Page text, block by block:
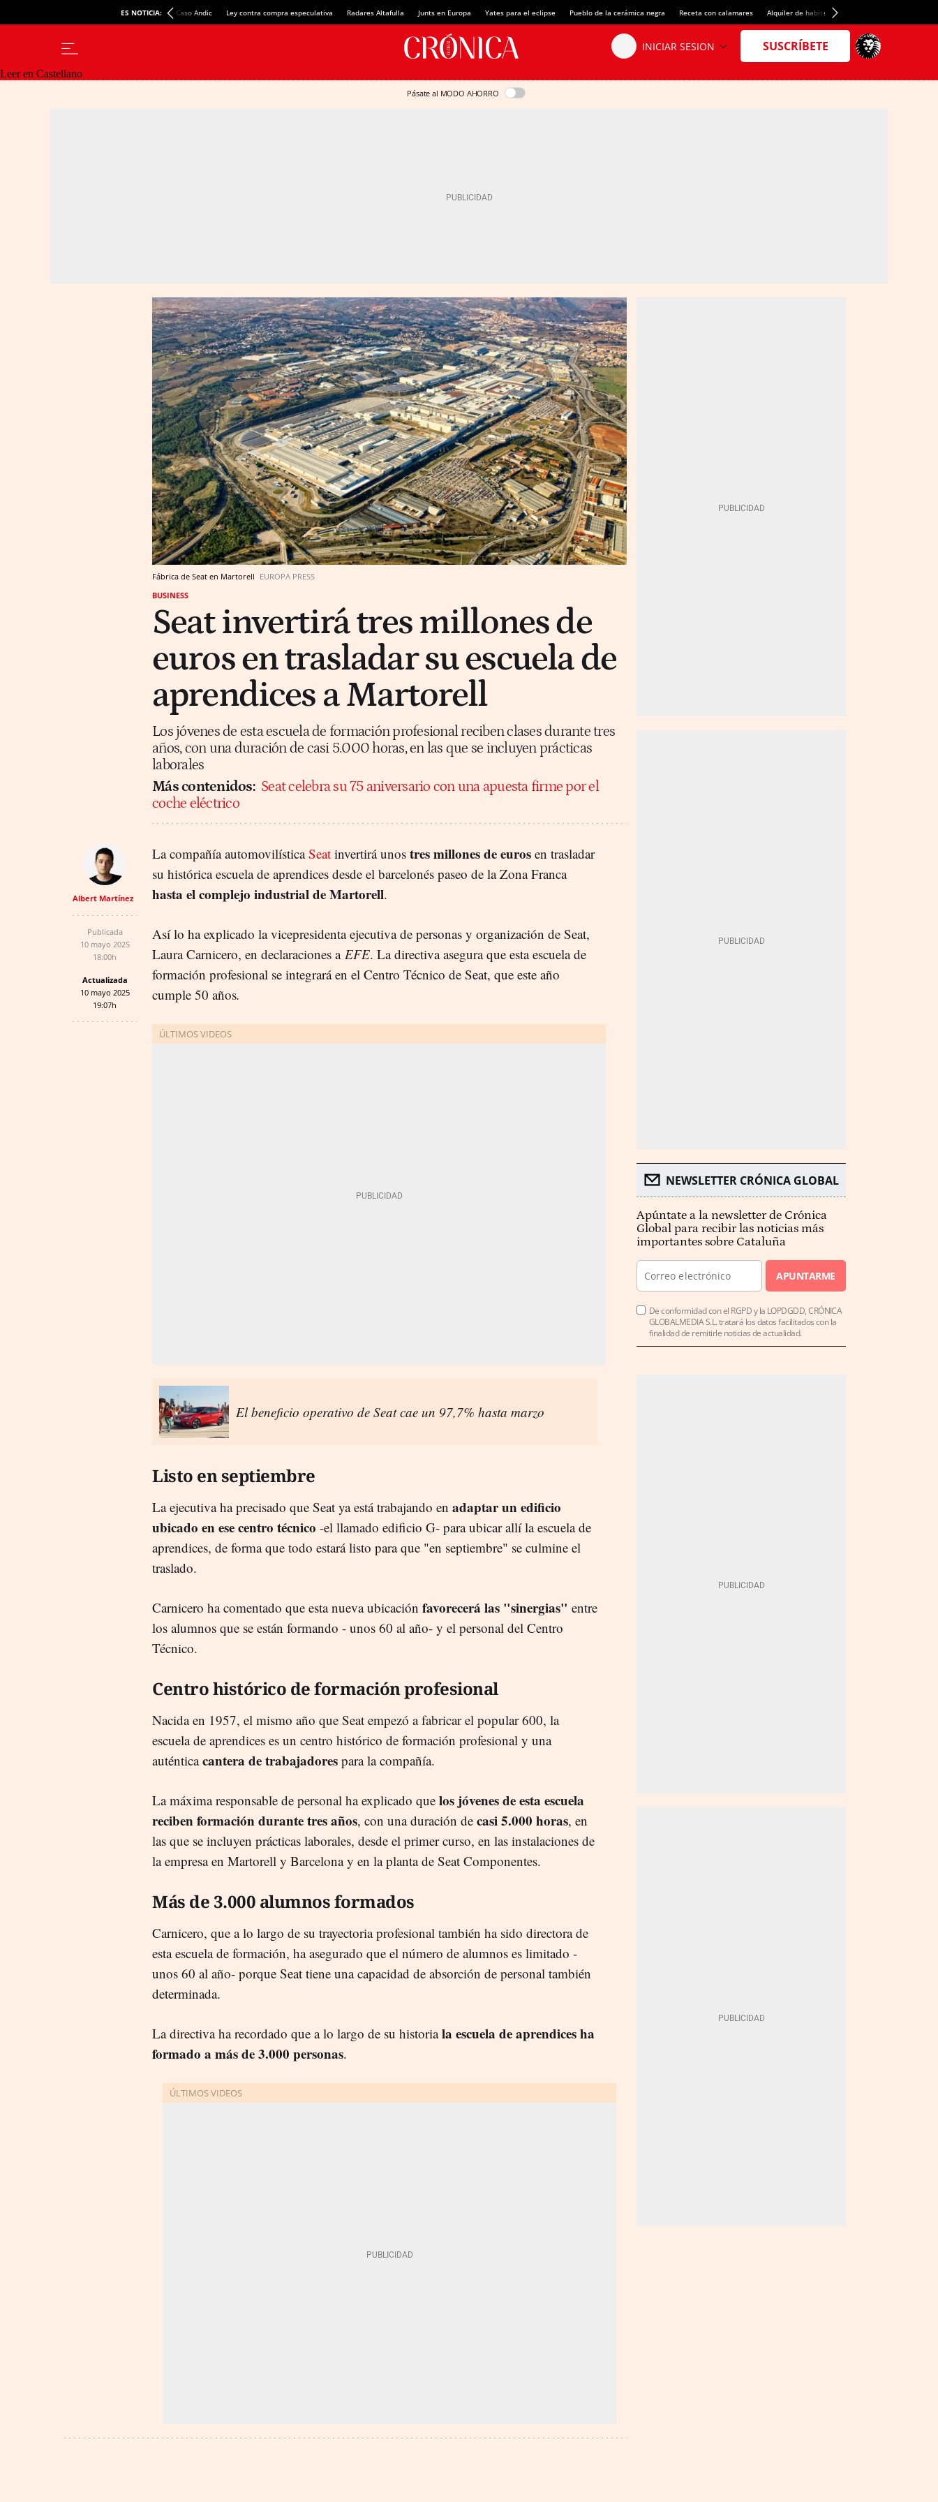
ES NOTICIA: Caso Andic Ley contra compra especulativa Radares Altafulla Junts en Europa Yates para el eclipse Pueblo de la cerámica negra Receta con calamares Alquiler de habitaciones en España
Leer en Castellano
Pásate al MODO AHORRO
Fábrica de Seat en Martorell EUROPA PRESS
BUSINESS
Seat invertirá tres millones de
euros en trasladar su escuela de
aprendices a Martorell
Los jóvenes de esta escuela de formación profesional reciben clases durante tres
años, con una duración de casi 5.000 horas, en las que se incluyen prácticas
laborales
Más contenidos: Seat celebra su 75 aniversario con una apuesta firme por el
coche eléctrico
Albert Martínez
Publicada
10 mayo 2025
18:00h
Actualizada
10 mayo 2025
19:07h
La compañía automovilísticaSeat invertirá unos tres millones de euros en trasladar
su histórica escuela de aprendices desde el barcelonés paseo de la Zona Franca
hasta el complejo industrial de Martorell.
Así lo ha explicado la vicepresidenta ejecutiva de personas y organización de Seat,
Laura Carnicero, en declaraciones a EFE. La directiva asegura que esta escuela de
formación profesional se integrará en el Centro Técnico de Seat, que este año
cumple 50 años.
El beneficio operativo de Seat cae un 97,7% hasta marzo
Listo en septiembre
La ejecutiva ha precisado que Seat ya está trabajando en adaptar un edificio
ubicado en ese centro técnico -el llamado edificio G- para ubicar allí la escuela de
aprendices, de forma que todo estará listo para que "en septiembre" se culmine el
traslado.
Carnicero ha comentado que esta nueva ubicación favorecerá las "sinergias" entre
los alumnos que se están formando - unos 60 al año- y el personal del Centro
Técnico.
Centro histórico de formación profesional
Nacida en 1957, el mismo año que Seat empezó a fabricar el popular 600, la
escuela de aprendices es un centro histórico de formación profesional y una
auténticacantera de trabajadores para la compañía.
La máxima responsable de personal ha explicado que los jóvenes de esta escuela
reciben formación durante tres años, con una duración de casi 5.000 horas, en
las que se incluyen prácticas laborales, desde el primer curso, en las instalaciones de
la empresa en Martorell y Barcelona y en la planta de Seat Componentes.
Más de 3.000 alumnos formados
Carnicero, que a lo largo de su trayectoria profesional también ha sido directora de
esta escuela de formación, ha asegurado que el número de alumnos es limitado -
unos 60 al año- porque Seat tiene una capacidad de absorción de personal también
determinada.
La directiva ha recordado que a lo largo de su historiala escuela de aprendices ha
formado a más de 3.000 personas.
NEWSLETTER CRÓNICA GLOBAL
Apúntate a la newsletter de Crónica
Global para recibir las noticias más
importantes sobre Cataluña
APUNTARME
De conformidad con el RGPD y la LOPDGDD, CRÓNICA
GLOBALMEDIA S.L. tratará los datos facilitados con la
finalidad de remitirle noticias de actualidad.